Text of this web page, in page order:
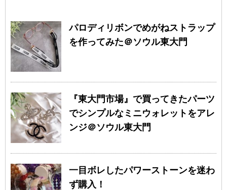
パロディリボンでめがねストラップ
を作ってみた＠ソウル東大門
『東大門市場』で買ってきたパーツ
でシンプルなミニウォレットをアレ
ンジ＠ソウル東大門
一目ボレしたパワーストーンを迷わ
ず購入！